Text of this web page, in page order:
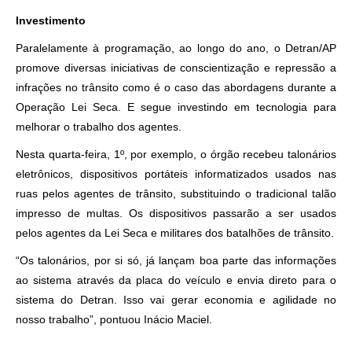
Investimento
Paralelamente à programação, ao longo do ano, o Detran/AP
promove diversas iniciativas de conscientização e repressão a
infrações no trânsito como é o caso das abordagens durante a
Operação Lei Seca. E segue investindo em tecnologia para
melhorar o trabalho dos agentes.
Nesta quarta-feira, 1º, por exemplo, o órgão recebeu talonários
eletrônicos, dispositivos portáteis informatizados usados nas
ruas pelos agentes de trânsito, substituindo o tradicional talão
impresso de multas. Os dispositivos passarão a ser usados
pelos agentes da Lei Seca e militares dos batalhões de trânsito.
“Os talonários, por si só, já lançam boa parte das informações
ao sistema através da placa do veículo e envia direto para o
sistema do Detran. Isso vai gerar economia e agilidade no
nosso trabalho”, pontuou Inácio Maciel.